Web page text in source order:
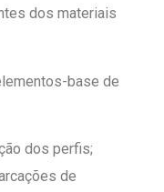
dos materiais
base de
dos perfis;
de